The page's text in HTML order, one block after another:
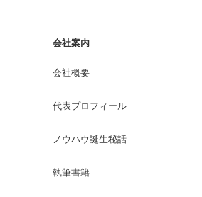
会社案内
会社概要
代表プロフィール
ノウハウ誕生秘話
執筆書籍